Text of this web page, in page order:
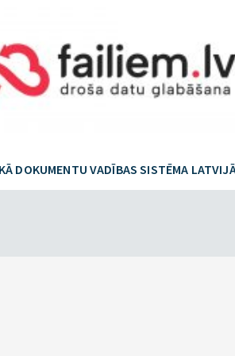
DOKUMENTU VADĪBAS SISTĒMA